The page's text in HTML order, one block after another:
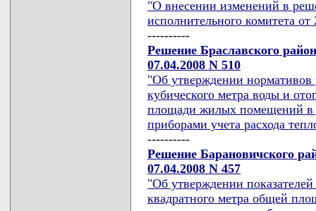
"О внесении изменений в
исполнительного комитета
----------
Решение Браславского
07.04.2008 N 510
"Об утверждении нормативов
кубического метра воды и
площади жилых помещений в
приборами учета расхода
----------
Решение Барановичского
07.04.2008 N 457
"Об утверждении показателей
квадратного метра общей